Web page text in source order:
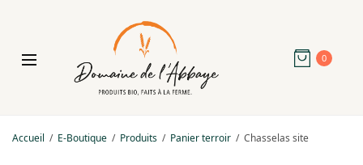
0
Accueil E-Boutique Produits Panier terroir Chasselas site